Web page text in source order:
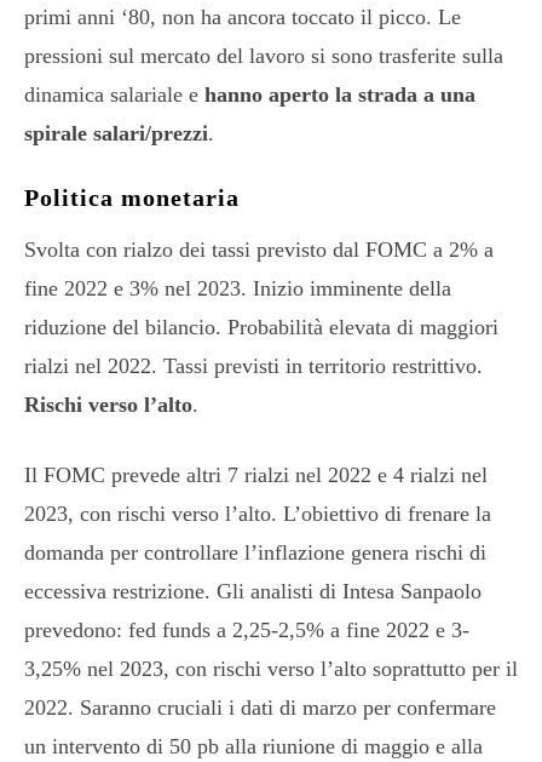
primi anni ‘80, non ha ancora toccato il picco. Le
pressioni sul mercato del lavoro si sono trasferite sulla
dinamica salariale e hanno aperto la strada a una
spirale salari/prezzi.
Politica monetaria
Svolta con rialzo dei tassi previsto dal FOMC a 2% a
fine 2022 e 3% nel 2023. Inizio imminente della
riduzione del bilancio. Probabilità elevata di maggiori
rialzi nel 2022. Tassi previsti in territorio restrittivo.
Rischi verso l’alto.
Il FOMC prevede altri 7 rialzi nel 2022 e 4 rialzi nel
2023, con rischi verso l’alto. L’obiettivo di frenare la
domanda per controllare l’inflazione genera rischi di
eccessiva restrizione. Gli analisti di Intesa Sanpaolo
prevedono: fed funds a 2,25-2,5% a fine 2022 e 3-
3,25% nel 2023, con rischi verso l’alto soprattutto per il
2022. Saranno cruciali i dati di marzo per confermare
un intervento di 50 pb alla riunione di maggio e alla